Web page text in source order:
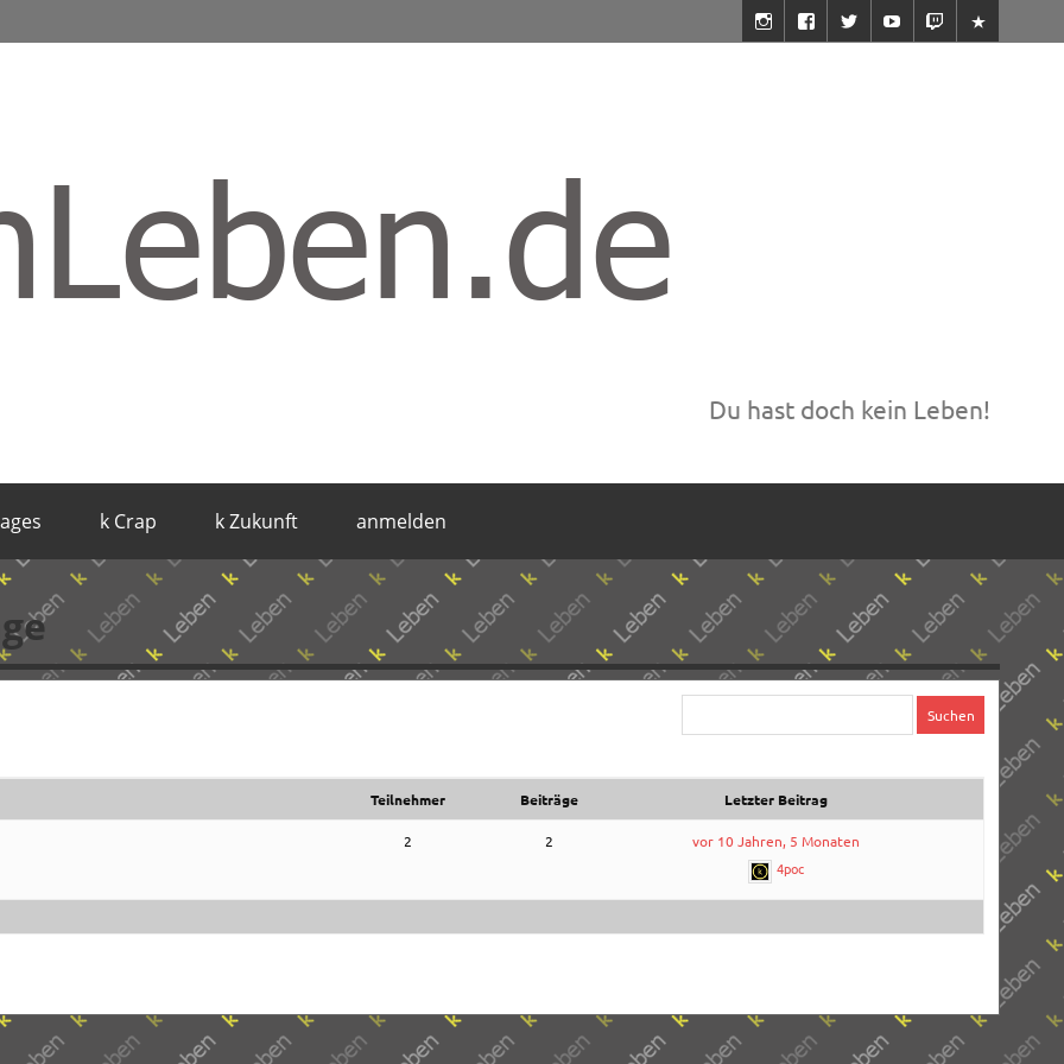
Du hast doch kein Leben!
k Crap k Zukunft anmelden
Teilnehmer Beiträge Letzter Beitrag
2 2
vor 10 Jahren, 5 Monaten
4poc